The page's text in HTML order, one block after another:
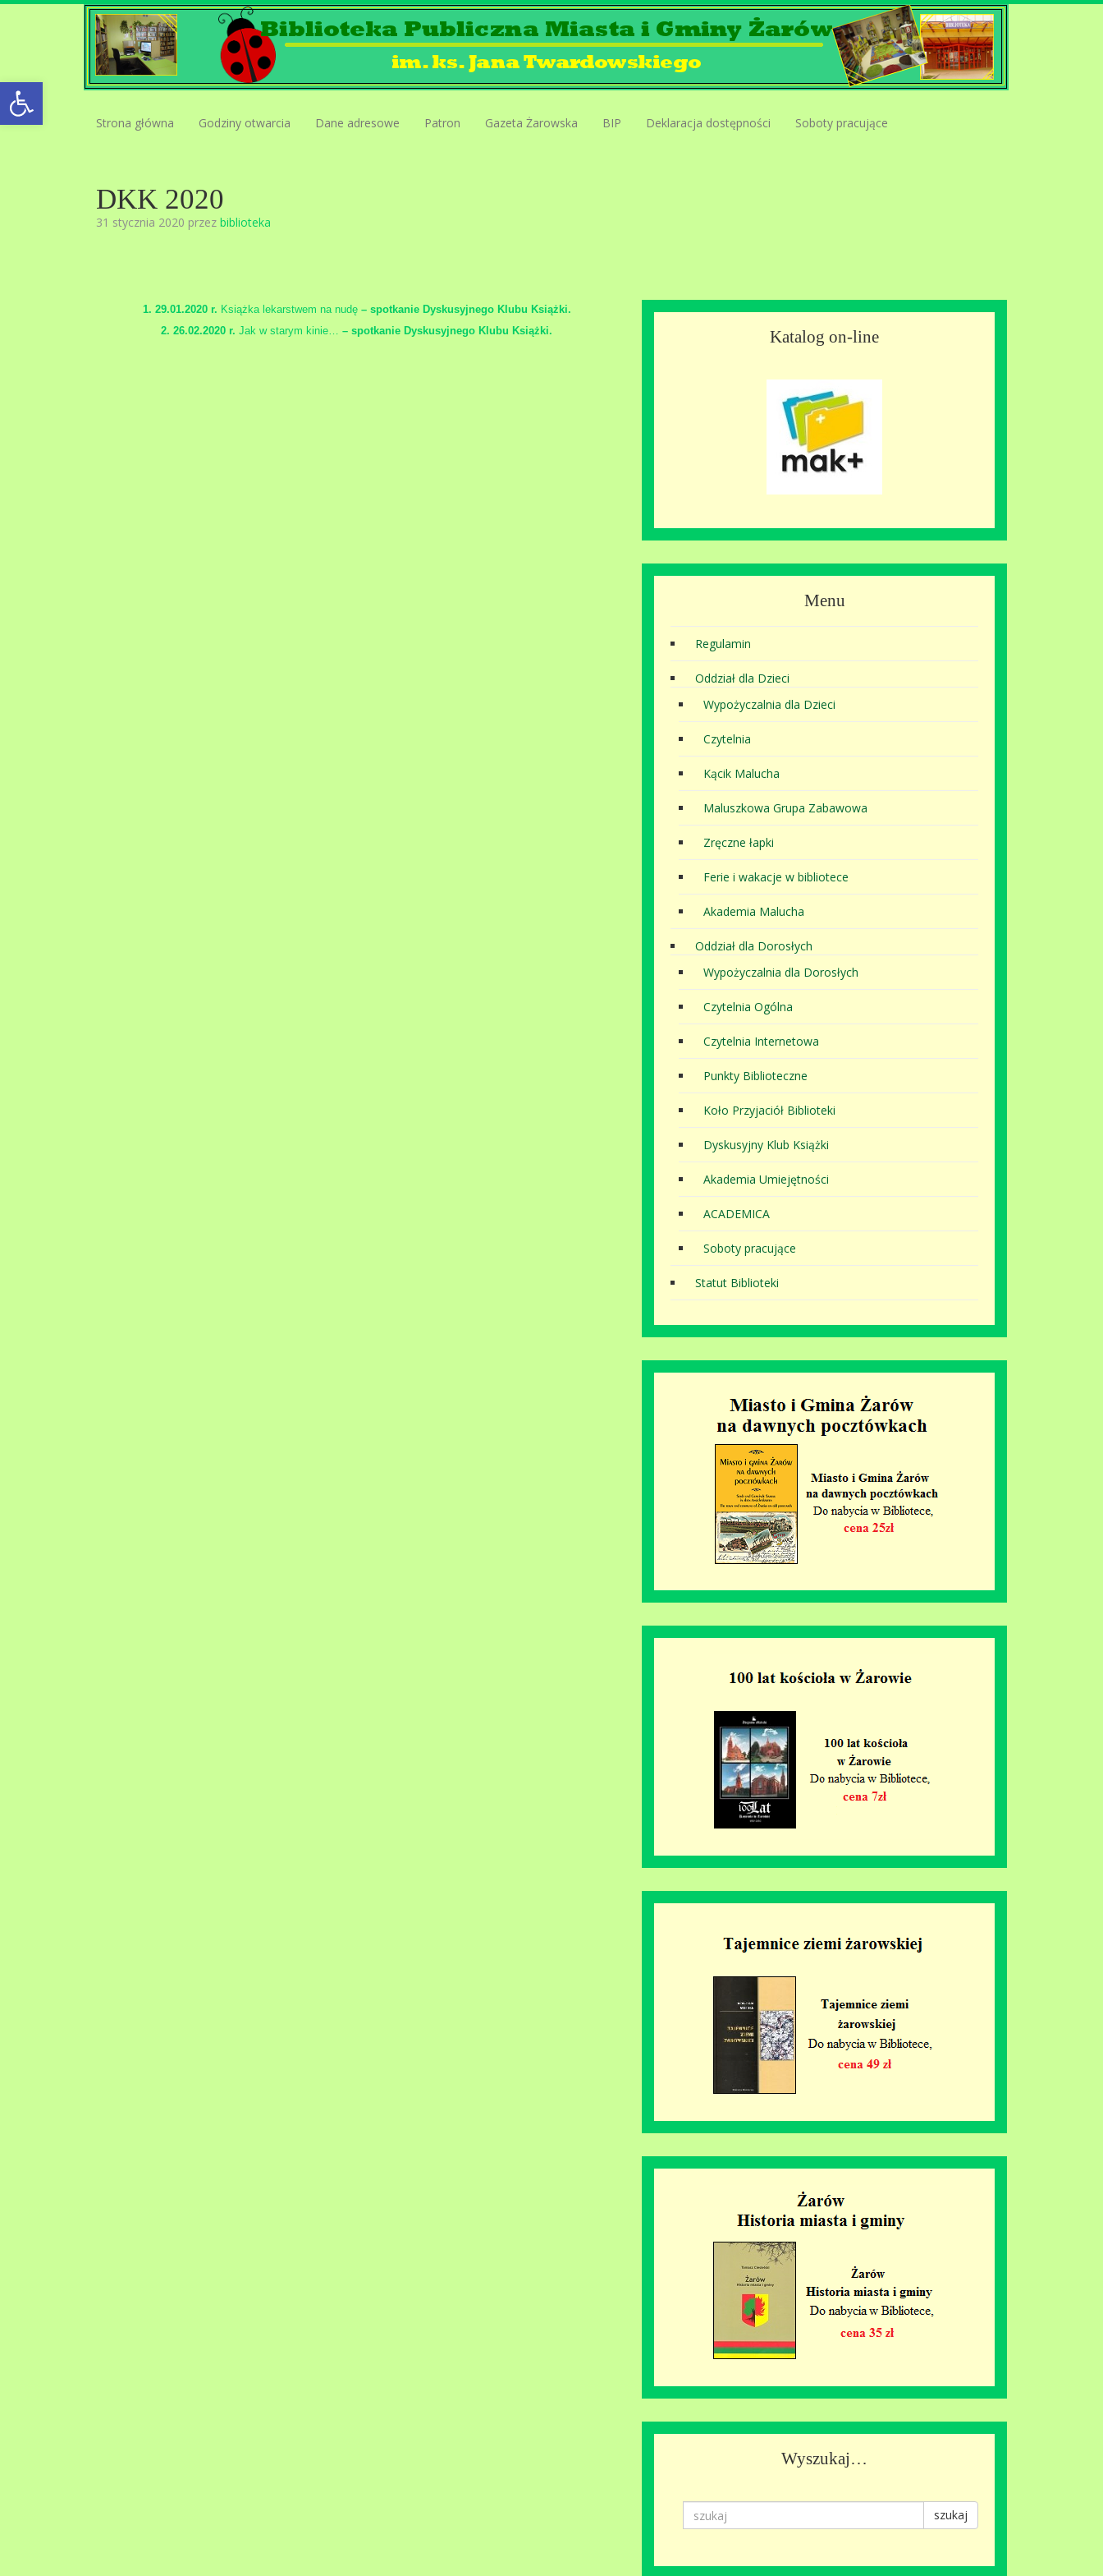
Open toolbar
Strona główna Godziny otwarcia Dane adresowe Patron Gazeta Żarowska BIP Deklaracja dostępności Soboty pracujące
DKK 2020
31 stycznia 2020 przez biblioteka
1. 29.01.2020 r. Książka lekarstwem na nudę – spotkanie Dyskusyjnego Klubu Książki.
2. 26.02.2020 r. Jak w starym kinie… – spotkanie Dyskusyjnego Klubu Książki. Katalog on-line
Menu
Regulamin
Oddział dla Dzieci
Wypożyczalnia dla Dzieci
Czytelnia
Kącik Malucha
Maluszkowa Grupa Zabawowa
Zręczne łapki
Ferie i wakacje w bibliotece
Akademia Malucha
Oddział dla Dorosłych
Wypożyczalnia dla Dorosłych
Czytelnia Ogólna
Czytelnia Internetowa
Punkty Biblioteczne
Koło Przyjaciół Biblioteki
Dyskusyjny Klub Książki
Akademia Umiejętności
ACADEMICA
Soboty pracujące
Statut Biblioteki
Wyszukaj…
szukaj